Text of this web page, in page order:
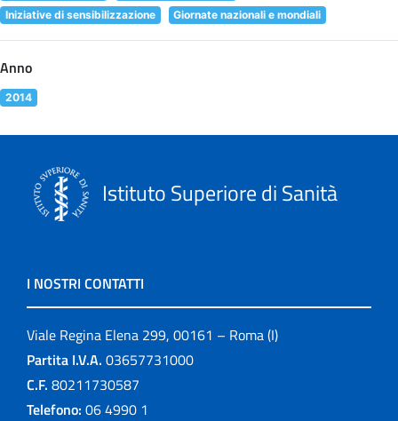
Iniziative di sensibilizzazione
Giornate nazionali e mondiali
Anno
2014
Istituto Superiore di Sanità
I NOSTRI CONTATTI
Viale Regina Elena 299, 00161 – Roma (I)
Partita I.V.A. 03657731000
C.F. 80211730587
Telefono: 06 4990 1